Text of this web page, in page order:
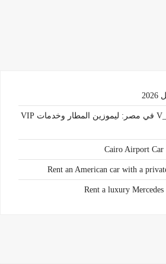
ايجار مرسيدس V_Class في مصر: ليموزين المطار وخدمات VIP
Cairo Airport Car
Rent an American car with a
Rent a luxury Mercedes